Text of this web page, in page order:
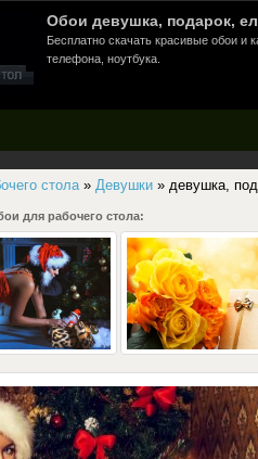
Обои девушка, подарок,
Бесплатно скачать красивые обои и
телефона, ноутбука.
стола» Девушки » девушка,
для рабочего стола: